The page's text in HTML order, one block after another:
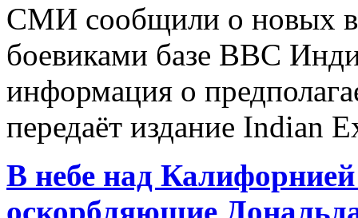
СМИ сообщили о новых
боевиками базе ВВС
информация о
передаёт издание Indian
В небе над
оскорбляющие